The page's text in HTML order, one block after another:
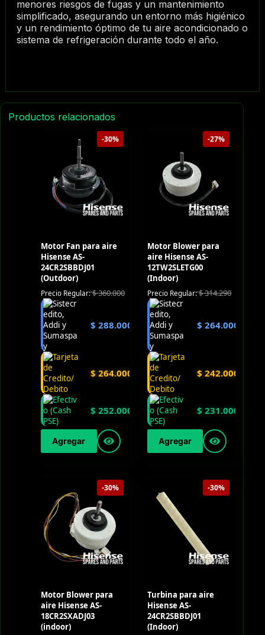
menores riesgos de fugas y un mantenimiento
simplificado, asegurando un entorno más higiénico
y un rendimiento óptimo de tu aire acondicionado o
sistema de refrigeración durante todo el año.
Productos relacionados
-30%
Motor Fan para aire
Hisense AS-
24CR2SBBDJ01
(Outdoor)
Precio Regular:$360.000
$ 288.000
$ 264.000
$ 252.000
Agregar
-27%
Motor Blower para
aire Hisense AS-
12TW2SLETG00
(Indoor)
Precio Regular:$314.290
$ 264.000
$ 242.000
$ 231.000
Agregar
-30%
Motor Blower para
aire Hisense AS-
18CR2SXADJ03
(indoor)
-30%
Turbina para aire
Hisense AS-
24CR2SBBDJ01
(Indoor)